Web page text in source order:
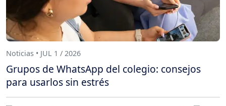
Noticias • JUL 1 / 2026
Grupos de WhatsApp del colegio: consejos
para usarlos sin estrés